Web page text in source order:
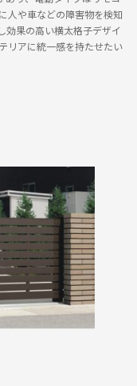
人や車などの障害物を検知
効果の高い横太格子デザイ
リアに統一感を持たせたい